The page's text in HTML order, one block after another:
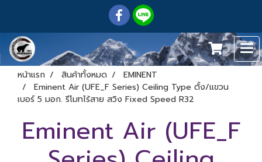
หน้าแรก สินค้าทั้งหมด
EMINENT
Eminent Air (UFE_F Series) Ceiling Type ตั้ง/แขวน
เบอร์ 5 มอก. รีโมทไร้สาย สวิง Fixed Speed R32
Eminent Air (UFE_F